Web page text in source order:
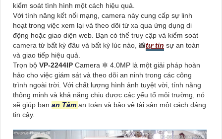
kiểm soát tình hình một cách hiệu quả.
Với tính năng kết nối mạng, camera này cung cấp sự linh
hoạt trong việc xem lại và theo dõi từ xa qua ứng dụng di
động hoặc giao diện web. Bạn có thể truy cập và kiểm soát
camera từ bất kỳ đâu và bất kỳ lúc nào, 📸tự tin sự an toàn
và giao tiếp hiệu quả.
Trọn bộ VP-2244IP Camera ✲ 4.0MP là một giải pháp hoàn
hảo cho việc giám sát và theo dõi an ninh trong các công
trình ngoài trời. Với chất lượng hình ảnh tuyệt vời, tính năng
thông minh và khả năng chịu được các yếu tố môi trường, nó
sẽ giúp bạn an Tâm an toàn và bảo vệ tài sản một cách đáng
tin cậy.